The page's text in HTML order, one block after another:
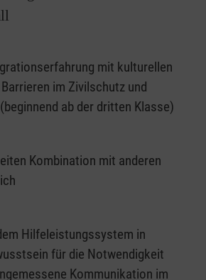
mit kulturellen
im Zivilschutz und
ab der dritten Klasse)
Kombination mit anderen
Hilfeleistungssystem in
für die Notwendigkeit
Kommunikation im